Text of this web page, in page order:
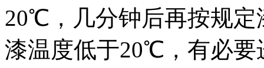
20℃，几分钟后再按规定
漆温度低于20℃，有必要